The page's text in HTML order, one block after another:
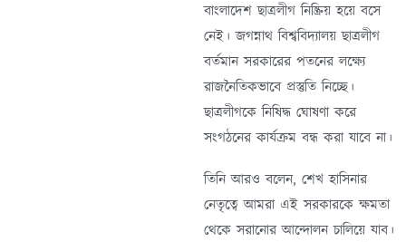
বাংলাদেশ ছাত্রলীগ নিষ্ক্রিয় হয়ে বসে
নেই। জগন্নাথ বিশ্ববিদ্যালয় ছাত্রলীগ
বর্তমান সরকারের পতনের লক্ষ্যে
রাজনৈতিকভাবে প্রস্তুতি নিচ্ছে।
ছাত্রলীগকে নিষিদ্ধ ঘোষণা করে
সংগঠনের কার্যক্রম বন্ধ করা যাবে না।
তিনি আরও বলেন, শেখ হাসিনার
নেতৃত্বে আমরা এই সরকারকে ক্ষমতা
থেকে সরানোর আন্দোলন চালিয়ে যাব।